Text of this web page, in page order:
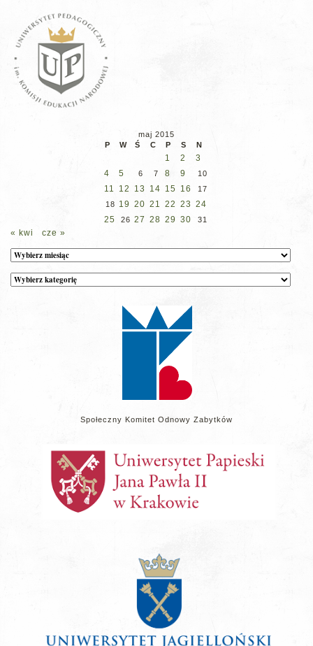
maj 2015
P
W Ś C P S N
1 2
3
4
5 6 7 8 9 10
11 12 13 14 15 16
17
18 19 20 21 22 23 24
25
26 27 28 29 30 31
« kwi cze »
Archiwum
Kategorie
wpisów
Społeczny Komitet Odnowy Zabytków